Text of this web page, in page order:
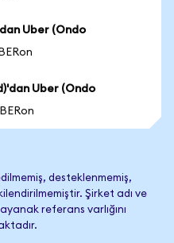
Uber (Ondo
Uber (Ondo
desteklenmemiş,
Şirket adı ve
referans varlığını